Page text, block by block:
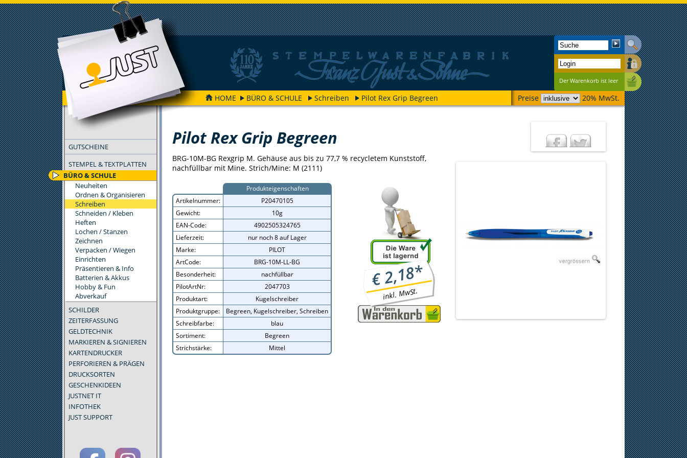
Der Warenkorb ist leer
Preise 20% MwSt.
HOME BÜRO & SCHULE Schreiben Pilot Rex Grip Begreen
GUTSCHEINE
STEMPEL & TEXTPLATTEN
BÜRO & SCHULE
Neuheiten
Ordnen & Organisieren
Schreiben
Schneiden / Kleben
Heften
Lochen / Stanzen
Zeichnen
Verpacken / Wiegen
Einrichten
Präsentieren & Info
Batterien & Akkus
Hobby & Fun
Abverkauf
SCHILDER
ZEITERFASSUNG
GELDTECHNIK
MARKIEREN & SIGNIEREN
KARTENDRUCKER
PERFORIEREN & PRÄGEN
DRUCKSORTEN
GESCHENKIDEEN
JUSTNET IT
INFOTHEK
JUST SUPPORT
FILTER
Pilot Rex Grip Begreen
BRG-10M-BG Rexgrip M. Gehäuse aus bis zu 77,7 % recycletem Kunststoff,
nachfüllbar mit Mine. Strich/Mine: M (2111)
€2,18*
inkl. MwSt.
Produkteigenschaften
Artikelnummer:
P20470105
Gewicht:
10g
EAN-Code:
4902505324765
Lieferzeit:
nur noch 8 auf Lager
Marke:
PILOT
ArtCode:
BRG-10M-LL-BG
Besonderheit:
nachfüllbar
PilotArtNr:
2047703
Produktart:
Kugelschreiber
Produktgruppe:
Begreen, Kugelschreiber, Schreiben
Schreibfarbe:
blau
Sortiment:
Begreen
Strichstärke:
Mittel